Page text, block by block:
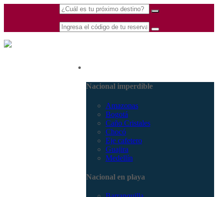
Nacional imperdible
Amazonas
Bogotá
Caño Cristales
Chocó
Eje cafetero
Guajira
Medellín
Nacional en playa